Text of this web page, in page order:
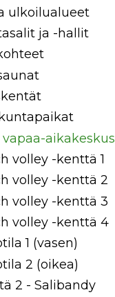
ulkoilualueet
ja -hallit
aikakeskus
volley -kenttä 1
volley -kenttä 2
volley -kenttä 3
volley -kenttä 4
1 (vasen)
2 (oikea)
2 - Salibandy